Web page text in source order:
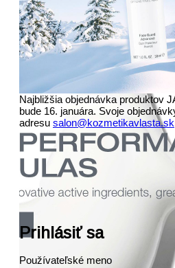
Najbližšia objednávka produktov
bude 16. januára. Svoje
adresu salon@kozmetikavlasta.sk
Predch.
Prihlásiť sa
Používateľské meno